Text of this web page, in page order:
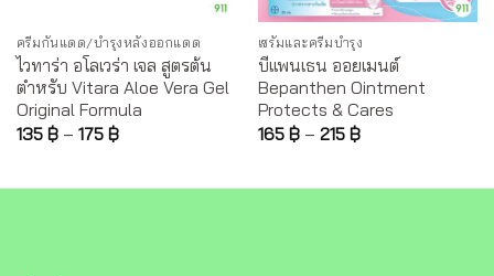
ครีมกันแดด/บำรุงหลังออกแดด
ไวทาร่า อโลเวร่า เจล สูตรต้น
ตำหรับ Vitara Aloe Vera Gel
Original Formula
135 ฿– 175 ฿
เซรั่มและครีมบำรุง
บีแพนเธน ออยเมนต์
Bepanthen Ointment
Protects & Cares
165 ฿– 215 ฿